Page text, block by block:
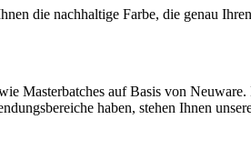
die nachhaltige Farbe, die genau
Masterbatches auf Basis von
haben, stehen Ihnen